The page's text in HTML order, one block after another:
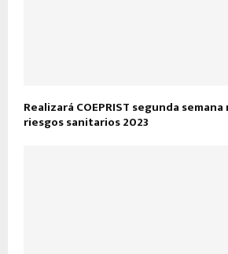
Realizará COEPRIST segunda
riesgos sanitarios 2023